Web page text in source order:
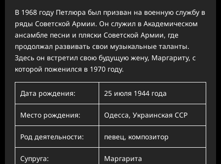
В 1968 году Петлюра был призван на военную службу в
ряды Советской Армии. Он служил в Академическом
ансамбле песни и пляски Советской Армии, где
продолжал развивать свои музыкальные таланты.
Здесь он встретил свою будущую жену, Маргариту, с
которой поженился в 1970 году.
Дата рождения: 25 июля 1944 года
Место рождения: Одесса, Украинская ССР
Род деятельности: певец, композитор
Супруга: Маргарита